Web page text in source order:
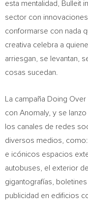
esta mentalidad, Bulleit
sector con
conformarse con nada
creativa celebra a
arriesgan, se levantan,
cosas sucedan.
La campaña Doing
con Anomaly, y se
los canales de redes
diversos medios,
e icónicos espacios
autobuses, el exterior
gigantografías,
publicidad en edificios